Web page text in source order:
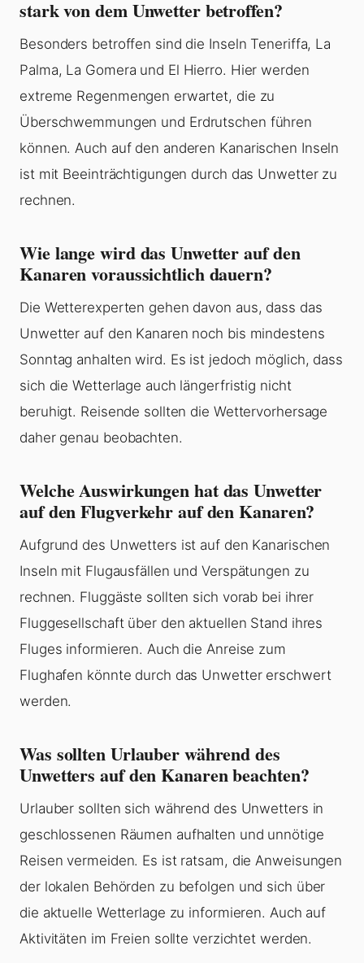
stark von dem Unwetter betroffen?
Besonders betroffen sind die Inseln Teneriffa, La
Palma, La Gomera und El Hierro. Hier werden
extreme Regenmengen erwartet, die zu
Überschwemmungen und Erdrutschen führen
können. Auch auf den anderen Kanarischen Inseln
ist mit Beeinträchtigungen durch das Unwetter zu
rechnen.
Wie lange wird das Unwetter auf den
Kanaren voraussichtlich dauern?
Die Wetterexperten gehen davon aus, dass das
Unwetter auf den Kanaren noch bis mindestens
Sonntag anhalten wird. Es ist jedoch möglich, dass
sich die Wetterlage auch längerfristig nicht
beruhigt. Reisende sollten die Wettervorhersage
daher genau beobachten.
Welche Auswirkungen hat das Unwetter
auf den Flugverkehr auf den Kanaren?
Aufgrund des Unwetters ist auf den Kanarischen
Inseln mit Flugausfällen und Verspätungen zu
rechnen. Fluggäste sollten sich vorab bei ihrer
Fluggesellschaft über den aktuellen Stand ihres
Fluges informieren. Auch die Anreise zum
Flughafen könnte durch das Unwetter erschwert
werden.
Was sollten Urlauber während des
Unwetters auf den Kanaren beachten?
Urlauber sollten sich während des Unwetters in
geschlossenen Räumen aufhalten und unnötige
Reisen vermeiden. Es ist ratsam, die Anweisungen
der lokalen Behörden zu befolgen und sich über
die aktuelle Wetterlage zu informieren. Auch auf
Aktivitäten im Freien sollte verzichtet werden.